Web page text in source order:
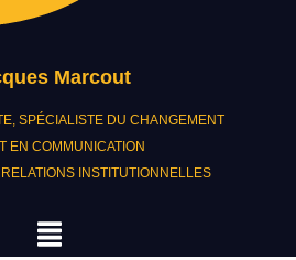
Marcout
SPÉCIALISTE DU CHANGEMENT
EN COMMUNICATION
INSTITUTIONNELLES